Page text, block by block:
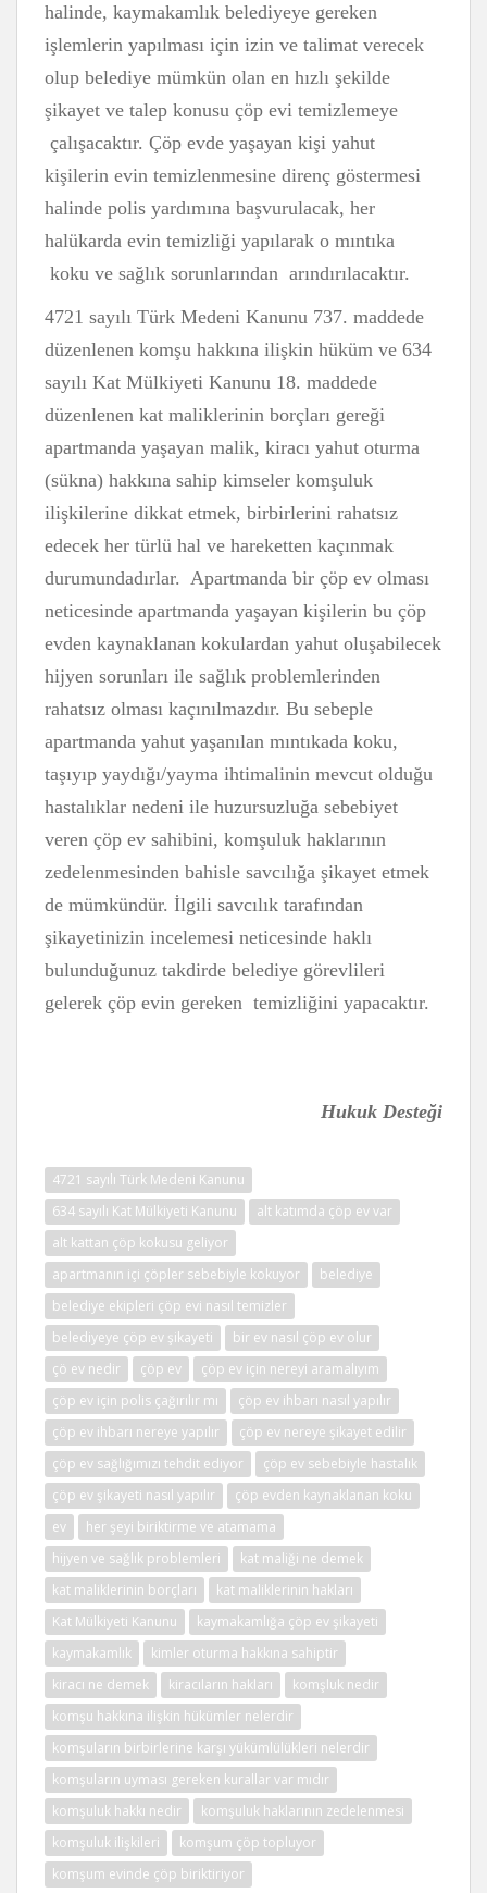
halinde, kaymakamlık belediyeye gereken
işlemlerin yapılması için izin ve talimat verecek
olup belediye mümkün olan en hızlı şekilde
şikayet ve talep konusu çöp evi temizlemeye
çalışacaktır. Çöp evde yaşayan kişi yahut
kişilerin evin temizlenmesine direnç göstermesi
halinde polis yardımına başvurulacak, her
halükarda evin temizliği yapılarak o mıntıka
koku ve sağlık sorunlarından arındırılacaktır.
4721 sayılı Türk Medeni Kanunu 737. maddede
düzenlenen komşu hakkına ilişkin hüküm ve 634
sayılı Kat Mülkiyeti Kanunu 18. maddede
düzenlenen kat maliklerinin borçları gereği
apartmanda yaşayan malik, kiracı yahut oturma
(sükna) hakkına sahip kimseler komşuluk
ilişkilerine dikkat etmek, birbirlerini rahatsız
edecek her türlü hal ve hareketten kaçınmak
durumundadırlar. Apartmanda bir çöp ev olması
neticesinde apartmanda yaşayan kişilerin bu çöp
evden kaynaklanan kokulardan yahut oluşabilecek
hijyen sorunları ile sağlık problemlerinden
rahatsız olması kaçınılmazdır. Bu sebeple
apartmanda yahut yaşanılan mıntıkada koku,
taşıyıp yaydığı/yayma ihtimalinin mevcut olduğu
hastalıklar nedeni ile huzursuzluğa sebebiyet
veren çöp ev sahibini, komşuluk haklarının
zedelenmesinden bahisle savcılığa şikayet etmek
de mümkündür. İlgili savcılık tarafından
şikayetinizin incelemesi neticesinde haklı
bulunduğunuz takdirde belediye görevlileri
gelerek çöp evin gereken temizliğini yapacaktır.
Hukuk Desteği
4721 sayılı Türk Medeni Kanunu
634 sayılı Kat Mülkiyeti Kanunu
alt katımda çöp ev var
alt kattan çöp kokusu geliyor
apartmanın içi çöpler sebebiyle kokuyor
belediye
belediye ekipleri çöp evi nasıl temizler
belediyeye çöp ev şikayeti
bir ev nasıl çöp ev olur
çö ev nedir
çöp ev
çöp ev için nereyi aramalıyım
çöp ev için polis çağırılır mı
çöp ev ihbarı nasıl yapılır
çöp ev ihbarı nereye yapılır
çöp ev nereye şikayet edilir
çöp ev sağlığımızı tehdit ediyor
çöp ev sebebiyle hastalık
çöp ev şikayeti nasıl yapılır
çöp evden kaynaklanan koku
ev
her şeyi biriktirme ve atamama
hijyen ve sağlık problemleri
kat maliği ne demek
kat maliklerinin borçları
kat maliklerinin hakları
Kat Mülkiyeti Kanunu
kaymakamlığa çöp ev şikayeti
kaymakamlık
kimler oturma hakkına sahiptir
kiracı ne demek
kiracıların hakları
komşluk nedir
komşu hakkına ilişkin hükümler nelerdir
komşuların birbirlerine karşı yükümlülükleri nelerdir
komşuların uyması gereken kurallar var mıdır
komşuluk hakkı nedir
komşuluk haklarının zedelenmesi
komşuluk ilişkileri
komşum çöp topluyor
komşum evinde çöp biriktiriyor